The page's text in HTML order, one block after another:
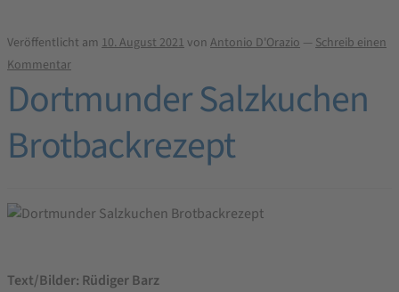
Veröffentlicht am 10. August 2021 von Antonio D'Orazio — Schreib einen
Kommentar
Dortmunder Salzkuchen
Brotbackrezept
Text/Bilder: Rüdiger Barz